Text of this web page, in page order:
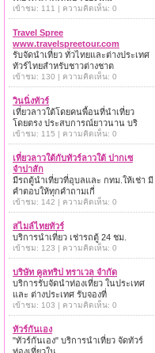
เข้าชม: 111 | ความคิดเห็น: 0
Travel Spree
www.travelspreetour.com
รับจัดนำเที่ยว ทั่วไทยและต่างประเทศ
ทัวร์ไทยสำหรับชาวต่างชาต
เข้าชม: 130 | ความคิดเห็น: 0
วินนิ่งทัวร์
เที่ยวลาวใต้โดยคนพื้อนที่นำเที่ยว
โดยตรง ประสบการณ์ยาวนาน บริ
เข้าชม: 115 | ความคิดเห็น: 0
เที่ยวลาวใต้กับทัวร์ลาวใต้ ปากเซ
จำปาสัก
มีรถตู้นำเที่ยวที่อุบลและ กทม.ให้เช่า มี
คำตอบให้ทุกคำถามเกี่
เข้าชม: 142 | ความคิดเห็น: 0
สไมล์ไทยทัวร์
บริการนำเที่ยว เช่ารถตู้ 24 ชม.
เข้าชม: 123 | ความคิดเห็น: 0
บริษัท คูลทริป ทราเวล จำกัด
บริการรับจัดนำท่องเที่ยว ในประเทศ
และ ต่างประเทศ รับจองที่
เข้าชม: 103 | ความคิดเห็น: 0
ทัวร์กันเอง
"ทัวร์กันเอง" บริการนำเที่ยว จัดทัวร์